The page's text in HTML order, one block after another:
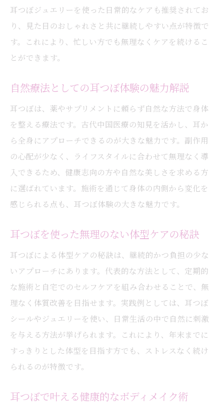
耳つぼジュエリーを使った日常的なケアも推奨されてお
り、見た目のおしゃれさと共に継続しやすい点が特徴で
す。これにより、忙しい方でも無理なくケアを続けるこ
とができます。
自然療法としての耳つぼ体験の魅力解説
耳つぼは、薬やサプリメントに頼らず自然な方法で身体
を整える療法です。古代中国医療の知見を活かし、耳か
ら全身にアプローチできるのが大きな魅力です。副作用
の心配が少なく、ライフスタイルに合わせて無理なく導
入できるため、健康志向の方や自然な美しさを求める方
に選ばれています。施術を通じて身体の内側から変化を
感じられる点も、耳つぼ体験の大きな魅力です。
耳つぼを使った無理のない体型ケアの秘訣
耳つぼによる体型ケアの秘訣は、継続的かつ負担の少な
いアプローチにあります。代表的な方法として、定期的
な施術と自宅でのセルフケアを組み合わせることで、無
理なく体質改善を目指せます。実践例としては、耳つぼ
シールやジュエリーを使い、日常生活の中で自然に刺激
を与える方法が挙げられます。これにより、年末までに
すっきりとした体型を目指す方でも、ストレスなく続け
られるのが特徴です。
耳つぼで叶える健康的なボディメイク術